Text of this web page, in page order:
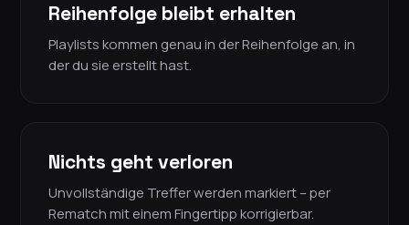
Reihenfolge bleibt erhalten
Playlists kommen genau in der Reihenfolge an, in
der du sie erstellt hast.
Nichts geht verloren
Unvollständige Treffer werden markiert – per
Rematch mit einem Fingertipp korrigierbar.